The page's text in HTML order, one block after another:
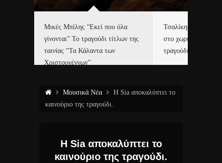
Μικές Μπίλης “Εκεί που όλα
γίνονται” Το τραγούδι τίτλων της
ταινίας “Τα Κάλαντα των
Χριστουγέννων”
Τσαλίκης,
στο χωριό του Άι
τραγούδι και video
Μουσικά Νέα
Η Sia αποκαλύπτει το
καινούριο της τραγούδι.
Η Sia αποκαλύπτει το
καινούριο της τραγούδι.